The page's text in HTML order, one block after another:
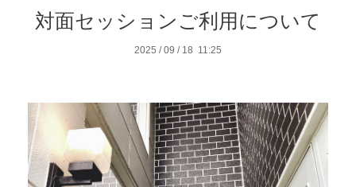
対面セッションご利用について
2025 /09 / 18 11:25